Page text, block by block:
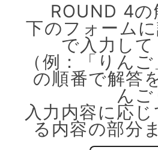
ROUND 4
下のフォーム
で入力し
（例：「りん
の順番で解答
ん
入力内容に応
る内容の部分